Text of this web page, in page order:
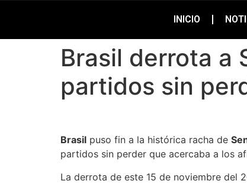
INICIO
Brasil derrota a
partidos sin
Brasil puso fin a la histórica racha de
partidos sin perder que acercaba a los
La derrota de este 15 de noviembre del